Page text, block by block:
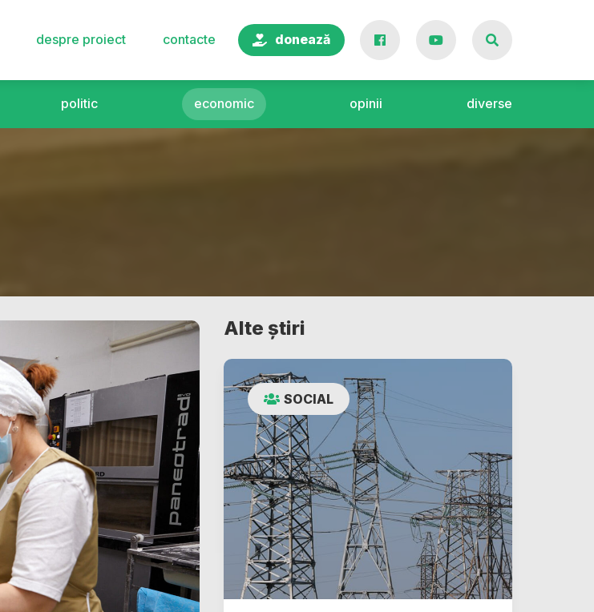
despre proiect contacte donează
politic economic opinii diverse
Alte știri
SOCIAL